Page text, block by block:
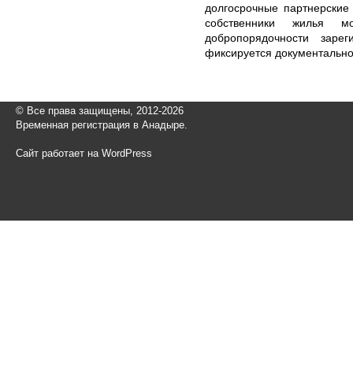
долгосрочные
собственники жилья
добропорядочности
фиксируется
© Все права защищены, 2012-2026
Временная регистрация в Анадыре.
Сайт работает на WordPress